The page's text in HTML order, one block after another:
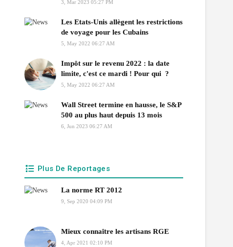
3, Mar 2023 05:27 PM
Les Etats-Unis allègent les restrictions
de voyage pour les Cubains
5, May 2022 06:27 AM
Impôt sur le revenu 2022 : la date
limite, c'est ce mardi ! Pour qui ?
5, May 2022 06:27 AM
Wall Street termine en hausse, le S&P
500 au plus haut depuis 13 mois
6, Jun 2023 06:27 AM
Plus De Reportages
La norme RT 2012
9, Sep 2020 04:09 PM
Mieux connaître les artisans RGE
4, Apr 2021 02:10 PM